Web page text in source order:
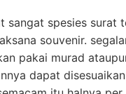
sangat spesies surat
souvenir.
pakai murad
dapat